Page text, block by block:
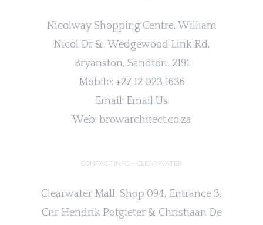
Nicolway Shopping Centre, William
Nicol Dr &, Wedgewood Link Rd,
Bryanston, Sandton, 2191
Mobile: +27 12 023 1636
Email: Email Us
Web: browarchitect.co.za
CONTACT INFO – CLEARWATER
Clearwater Mall, Shop 094, Entrance 3,
Cnr Hendrik Potgieter & Christiaan De